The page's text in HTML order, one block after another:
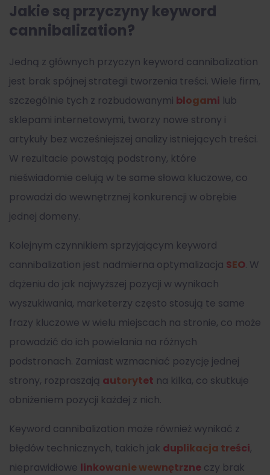
Jakie są przyczyny keyword
cannibalization?
Jedną z głównych przyczyn keyword cannibalization
jest brak spójnej strategii tworzenia treści. Wiele firm,
szczególnie tych z rozbudowanymi blogami lub
sklepami internetowymi, tworzy nowe strony i
artykuły bez wcześniejszej analizy istniejących treści.
W rezultacie powstają podstrony, które
nieświadomie celują w te same słowa kluczowe, co
prowadzi do wewnętrznej konkurencji w obrębie
jednej domeny.
Kolejnym czynnikiem sprzyjającym keyword
cannibalization jest nadmierna optymalizacja SEO. W
dążeniu do jak najwyższej pozycji w wynikach
wyszukiwania, marketerzy często stosują te same
frazy kluczowe w wielu miejscach na stronie, co może
prowadzić do ich powielania na różnych
podstronach. Zamiast wzmacniać pozycję jednej
strony, rozpraszają autorytet na kilka, co skutkuje
obniżeniem pozycji każdej z nich.
Keyword cannibalization może również wynikać z
błędów technicznych, takich jak duplikacja treści,
nieprawidłowe linkowanie wewnętrzne czy brak